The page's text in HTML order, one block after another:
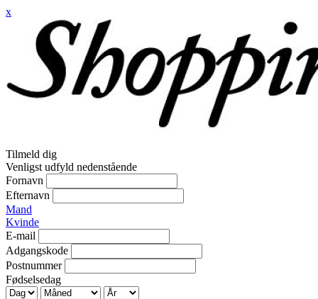
x
Tilmeld dig
Venligst udfyld nedenstående
Fornavn
Efternavn
Mand
Kvinde
E-mail
Adgangskode
Postnummer
Fødselsedag